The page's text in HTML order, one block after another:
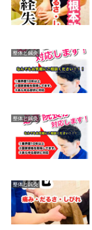
整体と鍼灸
整体と鍼灸
整体と鍼灸